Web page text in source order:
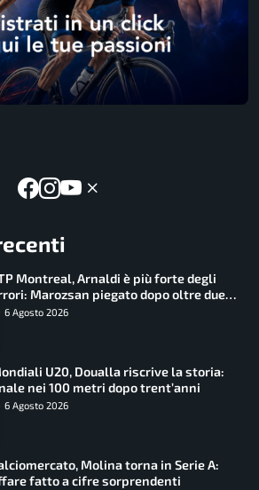
Montreal, Arnaldi è più forte degli
Marozsan piegato dopo oltre due
6 Agosto 2026
U20, Doualla riscrive la storia:
nei 100 metri dopo trent’anni
6 Agosto 2026
Molina torna in Serie A:
fatto a cifre sorprendenti